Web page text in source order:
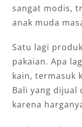
sangat modis,
anak muda
Satu lagi
pakaian. Apa
kain, termasuk
Bali yang dijual
karena